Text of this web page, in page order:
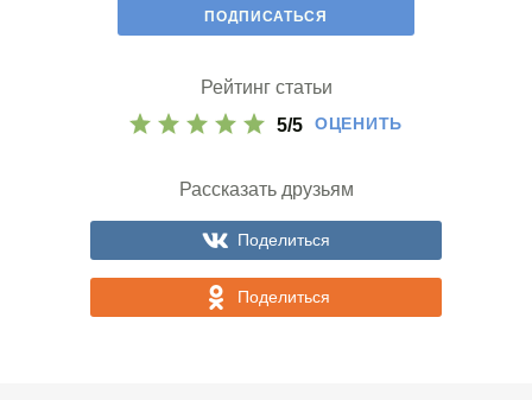
Рейтинг статьи
5/5 ОЦЕНИТЬ
Рассказать друзьям
Поделиться
Поделиться